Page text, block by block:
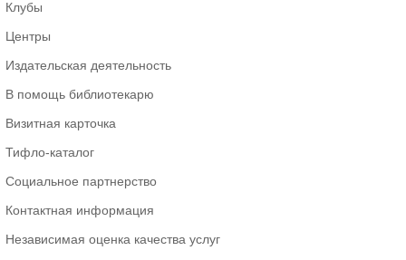
Клубы
Центры
Издательская деятельность
В помощь библиотекарю
Визитная карточка
Тифло-каталог
Социальное партнерство
Контактная информация
Независимая оценка качества услуг